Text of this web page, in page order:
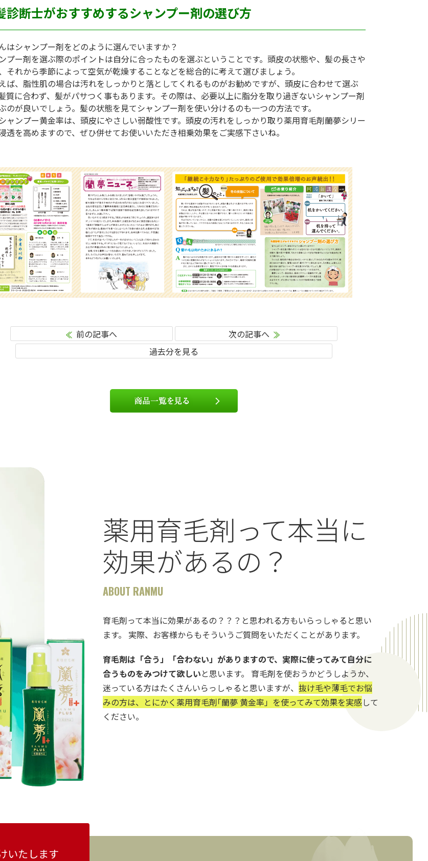
診断士がおすすめするシャンプー剤の選び方
はシャンプー剤をどのように選んでいますか？
プー剤を選ぶ際のポイントは自分に合ったものを選ぶということです。頭皮の状態や、髪の長さや
それから季節によって空気が乾燥することなどを総合的に考えて選びましょう。
ば、脂性肌の場合は汚れをしっかりと落としてくれるものがお勧めですが、頭皮に合わせて選ぶ
質に合わず、髪がパサつく事もあります。その際は、必要以上に脂分を取り過ぎないシャンプー剤
のが良いでしょう。髪の状態を見てシャンプー剤を使い分けるのも一つの方法です。
ャンプー黄金率は、頭皮にやさしい弱酸性です。頭皮の汚れをしっかり取り薬用育毛剤蘭夢シリー
透を高めますので、ぜひ併せてお使いいただき相乗効果をご実感下さいね。
前の記事へ
次の記事へ
過去分を見る
薬用育毛剤って本当に
効果があるの？
ABOUT RANMU
育毛剤って本当に効果があるの？？？と思われる方もいらっしゃると思い
ます。 実際、お客様からもそういうご質問をいただくことがあります。
育毛剤は「合う」「合わない」がありますので、実際に使ってみて自分に
合うものをみつけて欲しいと思います。 育毛剤を使おうかどうしようか、
迷っている方はたくさんいらっしゃると思いますが、 抜け毛や薄毛でお悩
みの方は、とにかく薬用育毛剤｢蘭夢 黄金率」を使ってみて効果を実感して
ください。
いたします